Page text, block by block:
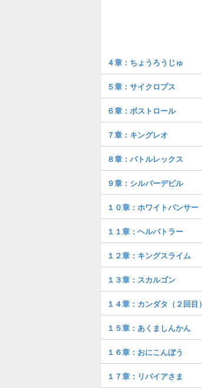
４章：ちょうろうじゅ
５章：サイクロプス
６章：ボストロール
７章：キングレオ
８章：バトルレックス
９章：シルバーデビル
１０章：ホワイトパンサー
１１章：ヘルバトラー
１２章：キングスライム
１３章：スカルゴン
１４章：カンダタ（２回目）
１５章：あくましんかん
１６章：おにこんぼう
１７章：リバイアさま